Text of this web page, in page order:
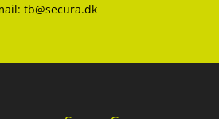
tb@secura.dk